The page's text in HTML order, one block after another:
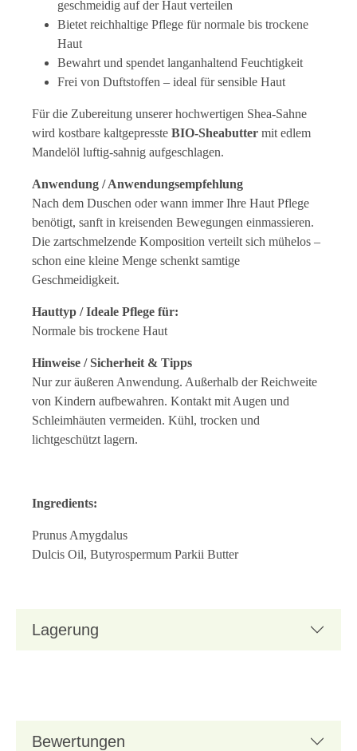
geschmeidig auf der Haut verteilen
Bietet reichhaltige Pflege für normale bis trockene
Haut
Bewahrt und spendet langanhaltend Feuchtigkeit
Frei von Duftstoffen – ideal für sensible Haut
Für die Zubereitung unserer hochwertigen Shea-Sahne
wird kostbare kaltgepresste BIO-Sheabutter mit edlem
Mandelöl luftig-sahnig aufgeschlagen.
Anwendung / Anwendungsempfehlung
Nach dem Duschen oder wann immer Ihre Haut Pflege
benötigt, sanft in kreisenden Bewegungen einmassieren.
Die zartschmelzende Komposition verteilt sich mühelos –
schon eine kleine Menge schenkt samtige
Geschmeidigkeit.
Hauttyp / Ideale Pflege für:
Normale bis trockene Haut
Hinweise / Sicherheit & Tipps
Nur zur äußeren Anwendung. Außerhalb der Reichweite
von Kindern aufbewahren. Kontakt mit Augen und
Schleimhäuten vermeiden. Kühl, trocken und
lichtgeschützt lagern.
Ingredients:
Prunus Amygdalus
Dulcis Oil, Butyrospermum Parkii Butter
Lagerung
Bewertungen